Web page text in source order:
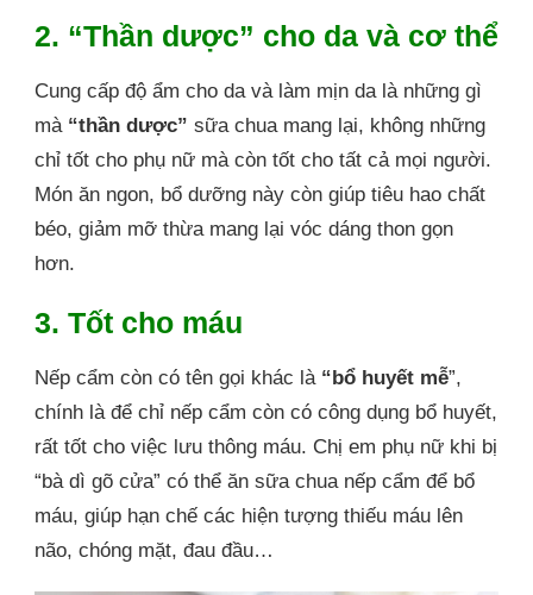
2. “Thần dược” cho da và cơ thể
Cung cấp độ ẩm cho da và làm mịn da là những gì
mà “thần dược” sữa chua mang lại, không những
chỉ tốt cho phụ nữ mà còn tốt cho tất cả mọi người.
Món ăn ngon, bổ dưỡng này còn giúp tiêu hao chất
béo, giảm mỡ thừa mang lại vóc dáng thon gọn
hơn.
3. Tốt cho máu
Nếp cẩm còn có tên gọi khác là “bổ huyết mễ”,
chính là để chỉ nếp cẩm còn có công dụng bổ huyết,
rất tốt cho việc lưu thông máu. Chị em phụ nữ khi bị
“bà dì gõ cửa” có thể ăn sữa chua nếp cẩm để bổ
máu, giúp hạn chế các hiện tượng thiếu máu lên
não, chóng mặt, đau đầu…